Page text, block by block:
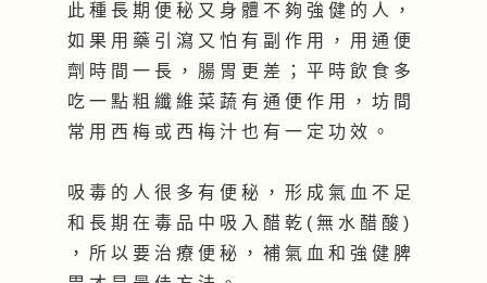
此 種 長 期 便 秘 又 身 體 不 夠 強 健 的 人 ，
如 果 用 藥 引 瀉 又 怕 有 副 作 用 ， 用 通 便
劑 時 間 一 長 ， 腸 胃 更 差 ； 平 時 飲 食 多
吃 一 點 粗 纖 維 菜 蔬 有 通 便 作 用 ， 坊 間
常 用 西 梅 或 西 梅 汁 也 有 一 定 功 效 。
吸 毒 的 人 很 多 有 便 秘 ， 形 成 氣 血 不 足
和 長 期 在 毒 品 中 吸 入 醋 乾 ( 無 水 醋 酸 )
， 所 以 要 治 療 便 秘 ， 補 氣 血 和 強 健 脾